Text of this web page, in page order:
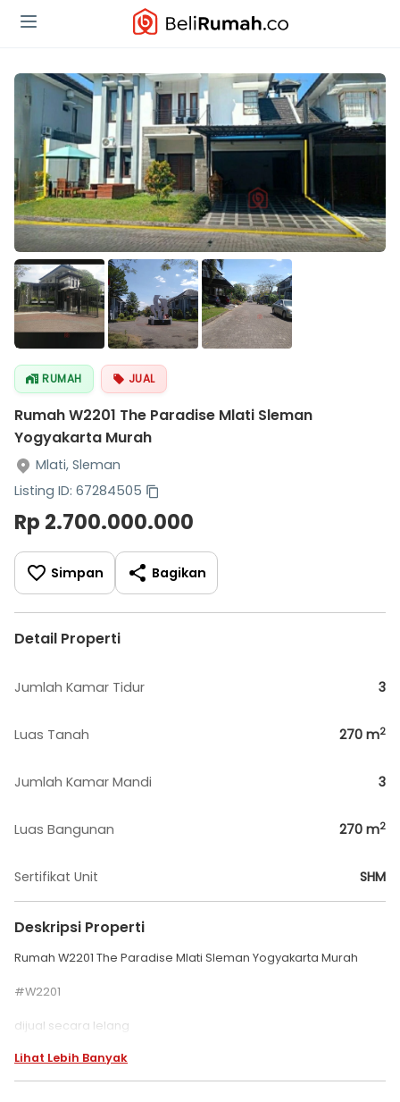
RUMAH JUAL
Rumah W2201 The Paradise Mlati Sleman
Yogyakarta Murah
Mlati, Sleman
Listing ID: 67284505
Rp 2.700.000.000
Simpan Bagikan
Detail Properti
Jumlah Kamar Tidur 3
Luas Tanah 270 m2
Jumlah Kamar Mandi 3
Luas Bangunan 270 m2
Sertifikat Unit SHM
Deskripsi Properti
Rumah W2201 The Paradise Mlati Sleman Yogyakarta Murah
#W2201
dijual secara lelang
Perum The Paradise
Lihat Lebih Banyak